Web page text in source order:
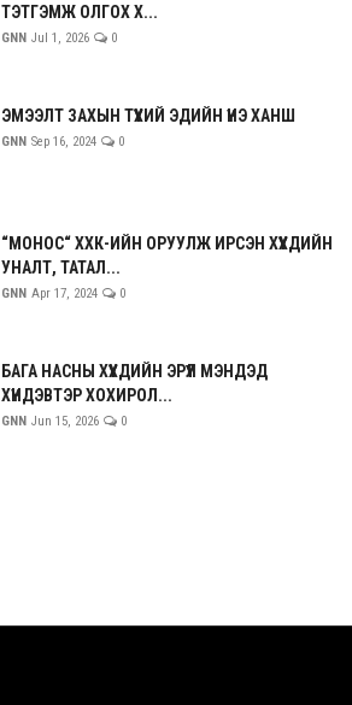
ТЭТГЭМЖ ОЛГОХ Х...
GNN Jul 1, 2026 0
ЭМЭЭЛТ ЗАХЫН ТҮҮХИЙ ЭДИЙН ҮНЭ ХАНШ
GNN Sep 16, 2024 0
“МОНОС“ ХХК-ИЙН ОРУУЛЖ ИРСЭН ХҮҮХДИЙН
УНАЛТ, ТАТАЛ...
GNN Apr 17, 2024 0
БАГА НАСНЫ ХҮҮХДИЙН ЭРҮҮЛ МЭНДЭД
ХҮНДЭВТЭР ХОХИРОЛ...
GNN Jun 15, 2026 0